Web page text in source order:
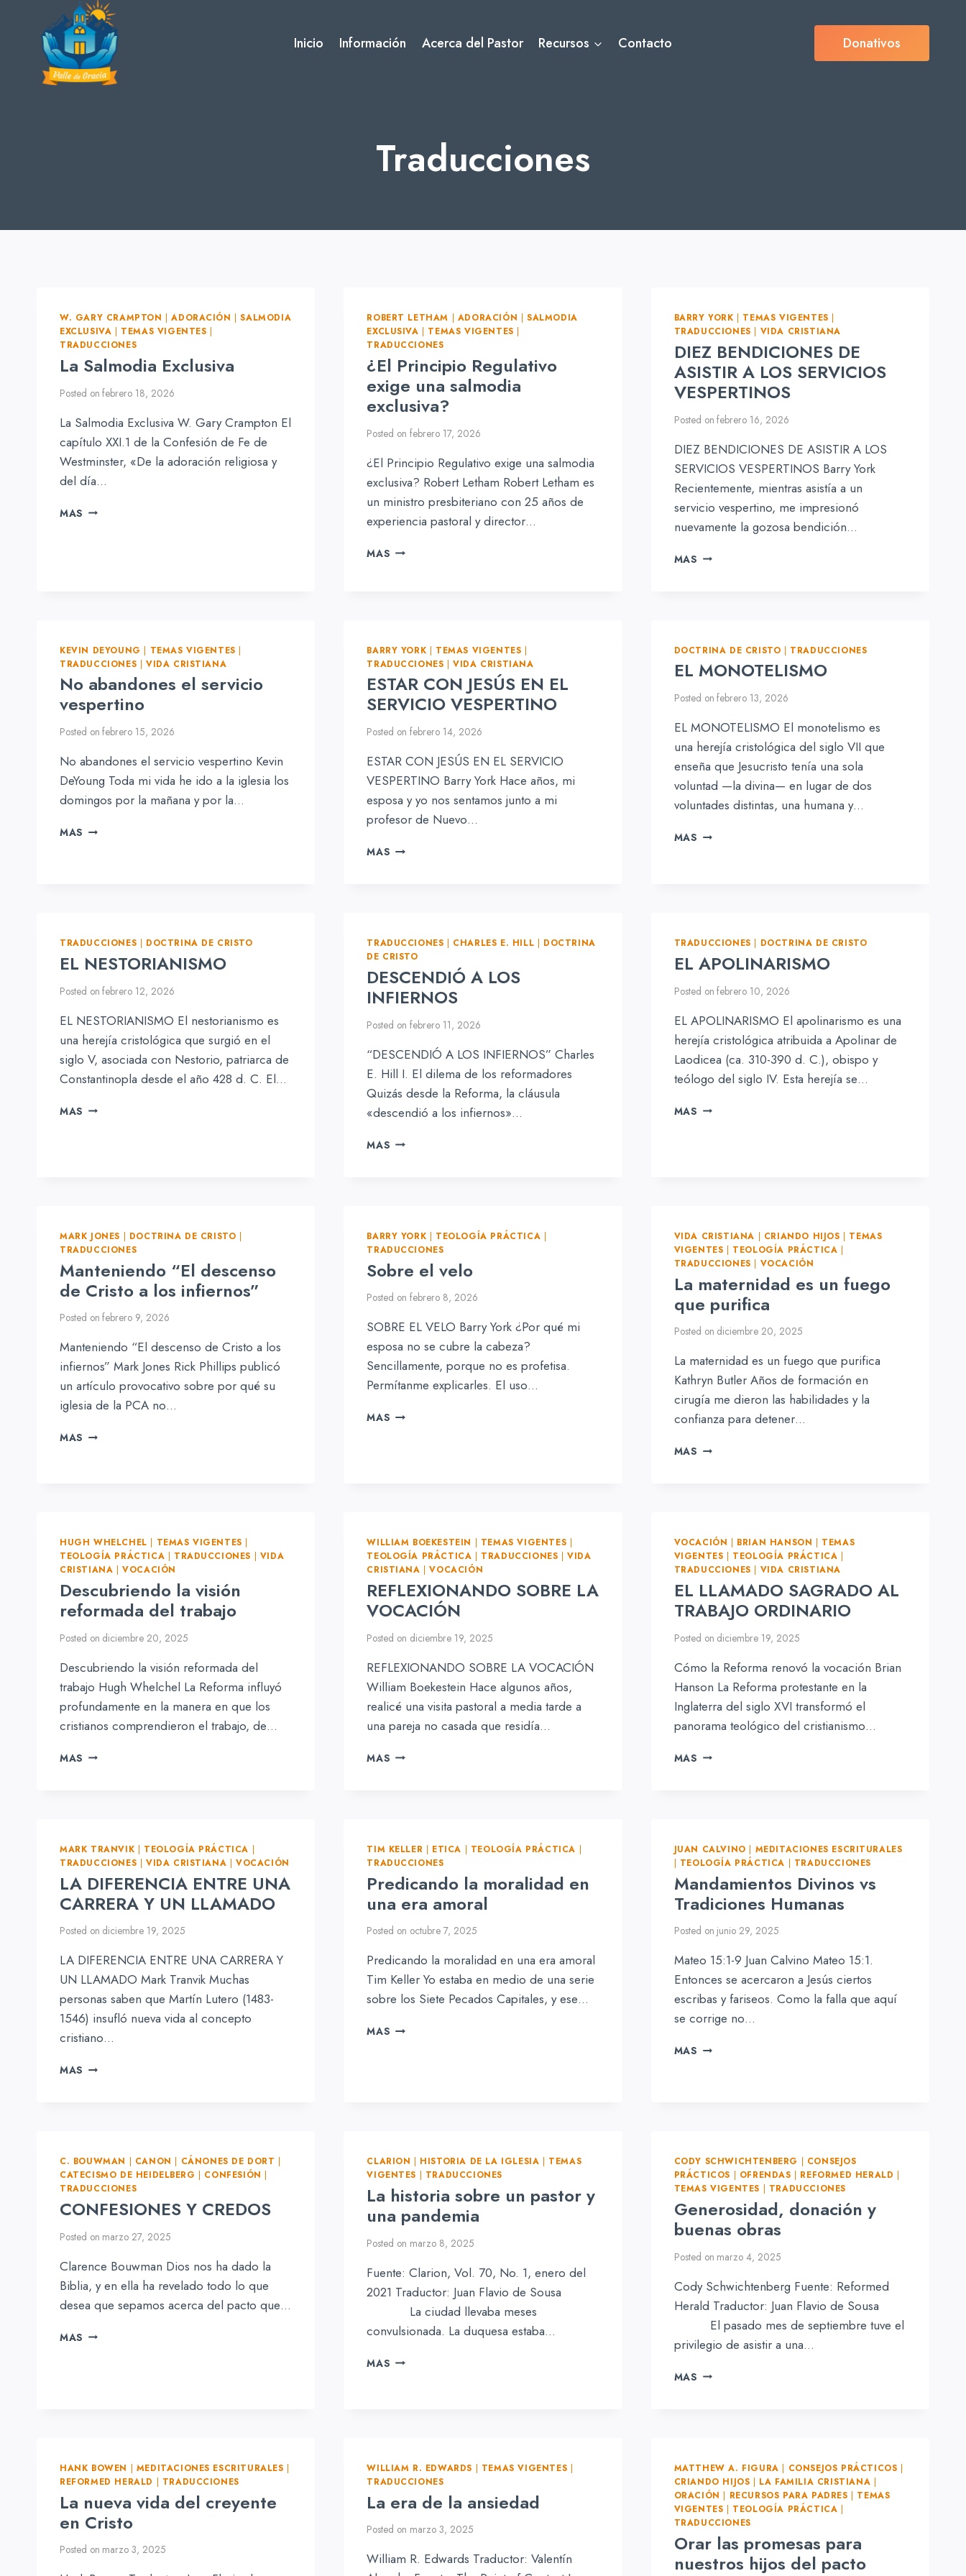
Inicio Información Acerca del Pastor Recursos Contacto Donativos
Traducciones
W. GARY CRAMPTON |ADORACIÓN |SALMODIA
EXCLUSIVA | TEMAS VIGENTES |
TRADUCCIONES
La Salmodia Exclusiva
Posted on febrero 18, 2026
La Salmodia Exclusiva W. Gary Crampton El
capítulo XXI.1 de la Confesión de Fe de
Westminster, «De la adoración religiosa y
del día…
MAS LA
ROBERT LETHAM | ADORACIÓN |SALMODIA
EXCLUSIVA | TEMAS VIGENTES |
TRADUCCIONES
¿El Principio Regulativo
exige una salmodia
exclusiva?
Posted on febrero 17, 2026
¿El Principio Regulativo exige una salmodia
exclusiva? Robert Letham Robert Letham es
un ministro presbiteriano con 25 años de
experiencia pastoral y director…
MAS ¿EL
BARRY YORK | TEMAS VIGENTES |
TRADUCCIONES | VIDA CRISTIANA
DIEZ BENDICIONES DE
ASISTIR A LOS SERVICIOS
VESPERTINOS
Posted on febrero 16, 2026
DIEZ BENDICIONES DE ASISTIR A LOS
SERVICIOS VESPERTINOS Barry York
Recientemente, mientras asistía a un
servicio vespertino, me impresionó
nuevamente la gozosa bendición…
MAS DIEZ
SERVICIOS
VESPERTINOS
KEVIN DEYOUNG | TEMAS VIGENTES |
TRADUCCIONES | VIDA CRISTIANA
No abandones el servicio
vespertino
Posted on febrero 15, 2026
No abandones el servicio vespertino Kevin
DeYoung Toda mi vida he ido a la iglesia los
domingos por la mañana y por la…
MAS NO
BARRY YORK | TEMAS VIGENTES |
TRADUCCIONES |VIDA CRISTIANA
ESTAR CON JESÚS EN EL
SERVICIO VESPERTINO
Posted on febrero 14, 2026
ESTAR CON JESÚS EN EL SERVICIO
VESPERTINO Barry York Hace años, mi
esposa y yo nos sentamos junto a mi
profesor de Nuevo…
MAS ESTAR
VESPERTINO
DOCTRINA DE CRISTO | TRADUCCIONES
EL MONOTELISMO
Posted on febrero 13, 2026
EL MONOTELISMO El monotelismo es
una herejía cristológica del siglo VII que
enseña que Jesucristo tenía una sola
voluntad —la divina— en lugar de dos
voluntades distintas, una humana y…
MAS EL
TRADUCCIONES | DOCTRINA DE CRISTO
EL NESTORIANISMO
Posted on febrero 12, 2026
EL NESTORIANISMO El nestorianismo es
una herejía cristológica que surgió en el
siglo V, asociada con Nestorio, patriarca de
Constantinopla desde el año 428 d. C. El…
MAS EL
TRADUCCIONES | CHARLES E. HILL | DOCTRINA
DE CRISTO
DESCENDIÓ A LOS
INFIERNOS
Posted on febrero 11, 2026
“DESCENDIÓ A LOS INFIERNOS” Charles
E. Hill I. El dilema de los reformadores
Quizás desde la Reforma, la cláusula
«descendió a los infiernos»…
MAS DESCENDIÓ
TRADUCCIONES | DOCTRINA DE CRISTO
EL APOLINARISMO
Posted on febrero 10, 2026
EL APOLINARISMO El apolinarismo es una
herejía cristológica atribuida a Apolinar de
Laodicea (ca. 310-390 d. C.), obispo y
teólogo del siglo IV. Esta herejía se…
MAS EL
MARK JONES | DOCTRINA DE CRISTO |
TRADUCCIONES
Manteniendo “El descenso
de Cristo a los infiernos”
Posted on febrero 9, 2026
Manteniendo “El descenso de Cristo a los
infiernos” Mark Jones Rick Phillips publicó
un artículo provocativo sobre por qué su
iglesia de la PCA no…
MAS MANTENIENDO
INFIERNOS”
BARRY YORK | TEOLOGÍA PRÁCTICA |
TRADUCCIONES
Sobre el velo
Posted on febrero 8, 2026
SOBRE EL VELO Barry York ¿Por qué mi
esposa no se cubre la cabeza?
Sencillamente, porque no es profetisa.
Permítanme explicarles. El uso…
MAS SOBRE
VIDA CRISTIANA | CRIANDO HIJOS | TEMAS
VIGENTES | TEOLOGÍA PRÁCTICA |
TRADUCCIONES | VOCACIÓN
La maternidad es un fuego
que purifica
Posted on diciembre 20, 2025
La maternidad es un fuego que purifica
Kathryn Butler Años de formación en
cirugía me dieron las habilidades y la
confianza para detener…
MAS LA
PURIFICA
HUGH WHELCHEL | TEMAS VIGENTES |
TEOLOGÍA PRÁCTICA | TRADUCCIONES | VIDA
CRISTIANA |VOCACIÓN
Descubriendo la visión
reformada del trabajo
Posted on diciembre 20, 2025
Descubriendo la visión reformada del
trabajo Hugh Whelchel La Reforma influyó
profundamente en la manera en que los
cristianos comprendieron el trabajo, de…
MAS DESCUBRIENDO
WILLIAM BOEKESTEIN | TEMAS VIGENTES |
TEOLOGÍA PRÁCTICA | TRADUCCIONES |VIDA
CRISTIANA |VOCACIÓN
REFLEXIONANDO SOBRE LA
VOCACIÓN
Posted on diciembre 19, 2025
REFLEXIONANDO SOBRE LA VOCACIÓN
William Boekestein Hace algunos años,
realicé una visita pastoral a media tarde a
una pareja no casada que residía…
MAS REFLEXIONANDO
VOCACIÓN | BRIAN HANSON | TEMAS
VIGENTES | TEOLOGÍA PRÁCTICA |
TRADUCCIONES | VIDA CRISTIANA
EL LLAMADO SAGRADO AL
TRABAJO ORDINARIO
Posted on diciembre 19, 2025
Cómo la Reforma renovó la vocación Brian
Hanson La Reforma protestante en la
Inglaterra del siglo XVI transformó el
panorama teológico del cristianismo…
MAS EL
MARK TRANVIK | TEOLOGÍA PRÁCTICA |
TRADUCCIONES | VIDA CRISTIANA |VOCACIÓN
LA DIFERENCIA ENTRE UNA
CARRERA Y UN LLAMADO
Posted on diciembre 19, 2025
LA DIFERENCIA ENTRE UNA CARRERA Y
UN LLAMADO Mark Tranvik Muchas
personas saben que Martín Lutero (1483-
1546) insufló nueva vida al concepto
cristiano…
MAS LA
UN
LLAMADO
TIM KELLER | ETICA | TEOLOGÍA PRÁCTICA |
TRADUCCIONES
Predicando la moralidad en
una era amoral
Posted on octubre 7, 2025
Predicando la moralidad en una era amoral
Tim Keller Yo estaba en medio de una serie
sobre los Siete Pecados Capitales, y ese…
MAS PREDICANDO
JUAN CALVINO | MEDITACIONES ESCRITURALES
| TEOLOGÍA PRÁCTICA | TRADUCCIONES
Mandamientos Divinos vs
Tradiciones Humanas
Posted on junio 29, 2025
Mateo 15:1-9 Juan Calvino Mateo 15:1.
Entonces se acercaron a Jesús ciertos
escribas y fariseos. Como la falla que aquí
se corrige no…
MAS MANDAMIENTOS
C. BOUWMAN | CANON | CÁNONES DE DORT |
CATECISMO DE HEIDELBERG | CONFESIÓN |
TRADUCCIONES
CONFESIONES Y CREDOS
Posted on marzo 27, 2025
Clarence Bouwman Dios nos ha dado la
Biblia, y en ella ha revelado todo lo que
desea que sepamos acerca del pacto que…
MAS CONFESIONES
CLARION | HISTORIA DE LA IGLESIA | TEMAS
VIGENTES | TRADUCCIONES
La historia sobre un pastor y
una pandemia
Posted on marzo 8, 2025
Fuente: Clarion, Vol. 70, No. 1, enero del
2021 Traductor: Juan Flavio de Sousa
La ciudad llevaba meses
convulsionada. La duquesa estaba…
MAS LA
PANDEMIA
CODY SCHWICHTENBERG | CONSEJOS
PRÁCTICOS | OFRENDAS | REFORMED HERALD |
TEMAS VIGENTES | TRADUCCIONES
Generosidad, donación y
buenas obras
Posted on marzo 4, 2025
Cody Schwichtenberg Fuente: Reformed
Herald Traductor: Juan Flavio de Sousa
El pasado mes de septiembre tuve el
privilegio de asistir a una…
MAS GENEROSIDAD,
HANK BOWEN | MEDITACIONES ESCRITURALES |
REFORMED HERALD | TRADUCCIONES
La nueva vida del creyente
en Cristo
Posted on marzo 3, 2025
WILLIAM R. EDWARDS | TEMAS VIGENTES |
TRADUCCIONES
La era de la ansiedad
Posted on marzo 3, 2025
William R. Edwards Traductor: Valentín
MATTHEW A. FIGURA | CONSEJOS PRÁCTICOS |
CRIANDO HIJOS | LA FAMILIA CRISTIANA |
ORACIÓN | RECURSOS PARA PADRES | TEMAS
VIGENTES | TEOLOGÍA PRÁCTICA |
TRADUCCIONES
Orar las promesas para
nuestros hijos del pacto